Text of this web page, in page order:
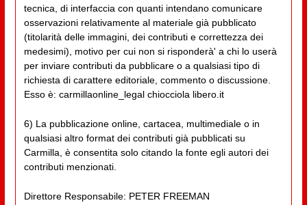
tecnica, di interfaccia con quanti intendano comunicare
osservazioni relativamente al materiale già pubblicato
(titolarità delle immagini, dei contributi e correttezza dei
medesimi), motivo per cui non si risponderà' a chi lo userà
per inviare contributi da pubblicare o a qualsiasi tipo di
richiesta di carattere editoriale, commento o discussione.
Esso è: carmillaonline_legal chiocciola libero.it
6) La pubblicazione online, cartacea, multimediale o in
qualsiasi altro format dei contributi già pubblicati su
Carmilla, è consentita solo citando la fonte egli autori dei
contributi menzionati.
Direttore Responsabile: PETER FREEMAN